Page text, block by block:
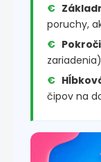
poruchy,
zariadenia)
čipov na